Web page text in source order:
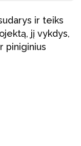
ir teiks
jį vykdys,
piniginius